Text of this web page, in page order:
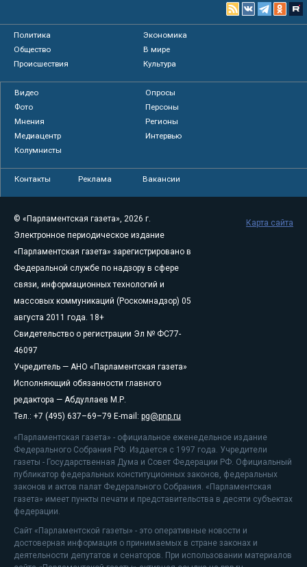
Политика
Экономика
Общество
В мире
Происшествия
Культура
Видео
Опросы
Фото
Персоны
Мнения
Регионы
Медиацентр
Интервью
Колумнисты
Контакты Реклама Вакансии
© «Парламентская газета», 2026 г.
Электронное периодическое издание
«Парламентская газета» зарегистрировано в
Федеральной службе по надзору в сфере
связи, информационных технологий и
массовых коммуникаций (Роскомнадзор) 05
августа 2011 года. 18+
Свидетельство о регистрации Эл № ФС77-
46097
Учредитель — АНО «Парламентская газета»
Исполняющий обязанности главного
редактора — Абдуллаев М.Р.
Тел.: +7 (495) 637–69–79 E-mail: pg@pnp.ru
«Парламентская газета» - официальное еженедельное издание
Федерального Собрания РФ. Издается с 1997 года. Учредители
газеты - Государственная Дума и Совет Федерации РФ. Официальный
публикатор федеральных конституционных законов, федеральных
законов и актов палат Федерального Собрания. «Парламентская
газета» имеет пункты печати и представительства в десяти субъектах
федерации.
Сайт «Парламентской газеты» - это оперативные новости и
достоверная информация о принимаемых в стране законах и
деятельности депутатов и сенаторов. При использовании материалов
Карта сайта